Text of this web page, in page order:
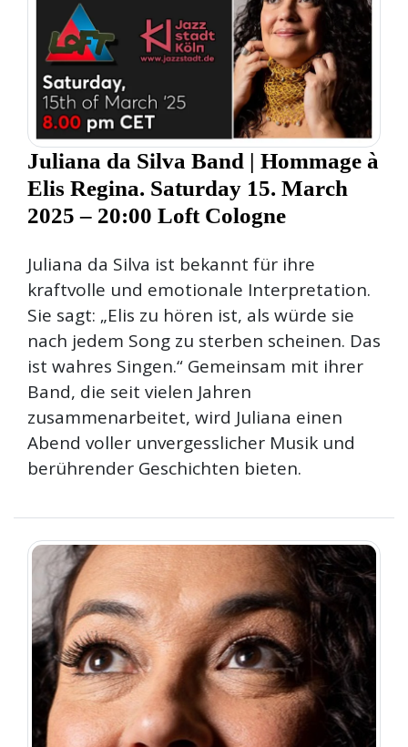
Juliana da Silva Band | Hommage à
Elis Regina. Saturday 15. March
2025 – 20:00 Loft Cologne
Juliana da Silva ist bekannt für ihre
kraftvolle und emotionale Interpretation.
Sie sagt: „Elis zu hören ist, als würde sie
nach jedem Song zu sterben scheinen. Das
ist wahres Singen.“ Gemeinsam mit ihrer
Band, die seit vielen Jahren
zusammenarbeitet, wird Juliana einen
Abend voller unvergesslicher Musik und
berührender Geschichten bieten.